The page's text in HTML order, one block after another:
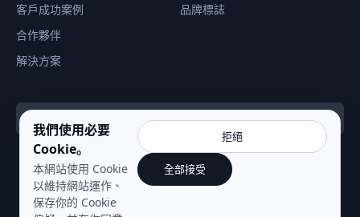
我們使用必要
Cookie。
本網站使用 Cookie
以維持網站運作、
保存你的 Cookie
拒絕
全部接受
客戶成功案例
合作夥伴
解決方案
品牌標誌
繁體中文 (HK)